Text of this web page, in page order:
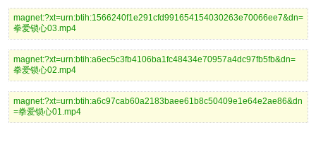
magnet:?xt=urn:btih:1566240f1e291cfd991654154030263e70066ee7&dn=
拳爱锁心03.mp4
magnet:?xt=urn:btih:a6ec5c3fb4106ba1fc48434e70957a4dc97fb5fb&dn=
拳爱锁心02.mp4
magnet:?xt=urn:btih:a6c97cab60a2183baee61b8c50409e1e64e2ae86&dn
=拳爱锁心01.mp4